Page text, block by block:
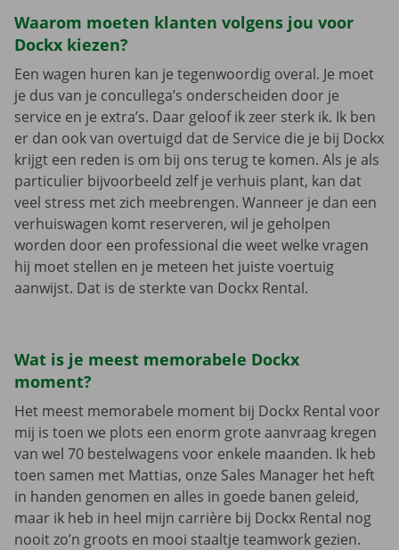
Waarom moeten klanten volgens jou voor
Dockx kiezen?
Een wagen huren kan je tegenwoordig overal. Je moet
je dus van je concullega’s onderscheiden door je
service en je extra’s. Daar geloof ik zeer sterk ik. Ik ben
er dan ook van overtuigd dat de Service die je bij Dockx
krijgt een reden is om bij ons terug te komen. Als je als
particulier bijvoorbeeld zelf je verhuis plant, kan dat
veel stress met zich meebrengen. Wanneer je dan een
verhuiswagen komt reserveren, wil je geholpen
worden door een professional die weet welke vragen
hij moet stellen en je meteen het juiste voertuig
aanwijst. Dat is de sterkte van Dockx Rental.
Wat is je meest memorabele Dockx
moment?
Het meest memorabele moment bij Dockx Rental voor
mij is toen we plots een enorm grote aanvraag kregen
van wel 70 bestelwagens voor enkele maanden. Ik heb
toen samen met Mattias, onze Sales Manager het heft
in handen genomen en alles in goede banen geleid,
maar ik heb in heel mijn carrière bij Dockx Rental nog
nooit zo’n groots en mooi staaltje teamwork gezien.